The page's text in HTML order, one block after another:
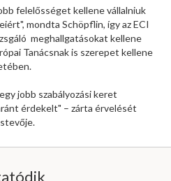
felelősséget kellene vállalniuk
mondta Schöpflin, így az ECI
meghallgatásokat kellene
Tanácsnak is szerepet kellene
jobb szabályozási keret
érdekelt" – zárta érvelését